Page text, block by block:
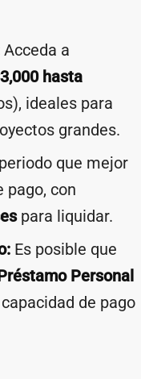
Acceda a
hasta
ideales para
grandes.
que mejor
pago, con
para liquidar.
Es posible que
Personal
de pago